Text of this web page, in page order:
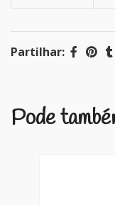
Partilhar:
Pode